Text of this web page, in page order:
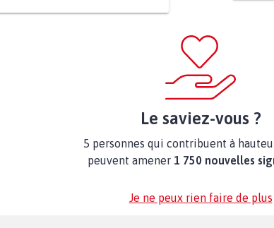
Le saviez-vous ?
5 personnes qui contribuent à
peuvent amener 1 750 nouvelles
Je ne peux rien faire de plus